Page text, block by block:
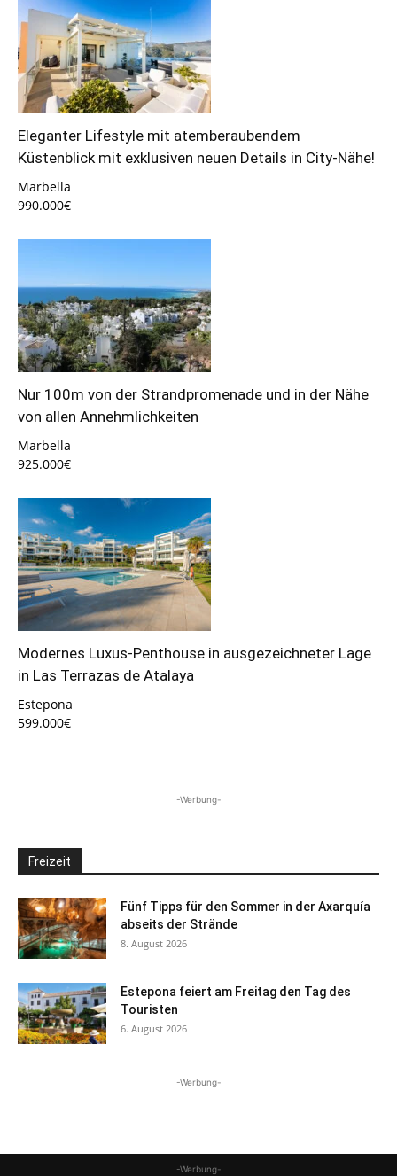
Eleganter Lifestyle mit atemberaubendem
Küstenblick mit exklusiven neuen Details in City-Nähe!
Marbella
990.000€
Nur 100m von der Strandpromenade und in der Nähe
von allen Annehmlichkeiten
Marbella
925.000€
Modernes Luxus-Penthouse in ausgezeichneter Lage
in Las Terrazas de Atalaya
Estepona
599.000€
-Werbung-
Freizeit
Fünf Tipps für den Sommer in der Axarquía
abseits der Strände
8. August 2026
Estepona feiert am Freitag den Tag des
Touristen
6. August 2026
-Werbung-
-Werbung-